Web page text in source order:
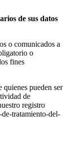
de sus datos
o comunicados a
o
fines
quienes pueden ser
de
registro
tratamiento-del-